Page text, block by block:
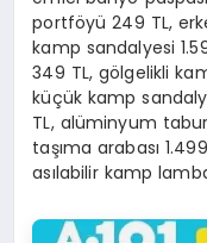
portföyü 249 TL,
kamp sandalyesi
349 TL, gölgelikli
küçük kamp
TL, alüminyum
taşıma arabası
asılabilir kamp